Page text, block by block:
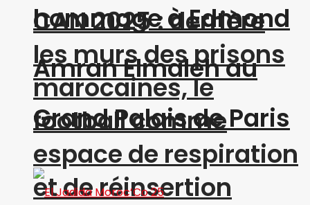
CAN 2025 : derrière
les murs des prisons
marocaines, le
football comme
espace de respiration
et de réinsertion
hommage à Edmond
Amran Elmaleh au
Grand Palais de Paris